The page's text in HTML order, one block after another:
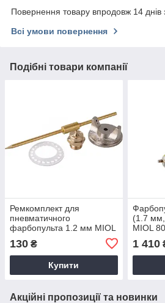
Повернення товару впродовж 14 днів
Всі умови повернення
Подібні товари компанії
Ремкомплект для
пневматичного
фарбопульта 1.2 мм MIOL
130 ₴
Купити
(1.7
MIOL
1 410
Акційні пропозиції та новинки